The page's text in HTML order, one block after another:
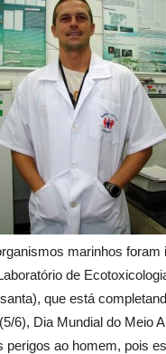
marinhos foram
de
que está
6), Dia Mundial do Meio
perigos ao homem, pois